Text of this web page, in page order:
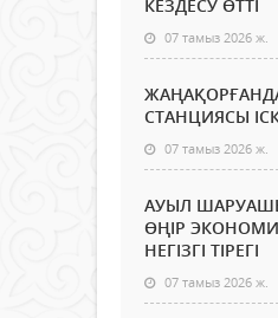
КЕЗДЕСУ ӨТТІ
07 тамыз 2026 ж.
СТАНЦИЯСЫ
07 тамыз 2026 ж.
АУЫЛ
ӨҢІР
НЕГІЗГІ ТІРЕГІ
07 тамыз 2026 ж.